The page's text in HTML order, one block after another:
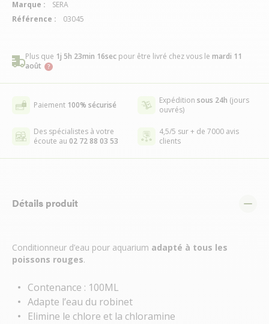
Plus que 1j 5h 23min 16sec pour être livré chez vous le mardi 11
août
Paiement 100% sécurisé Expédition sous 24h (jours
ouvrés)
Des spécialistes à votre
écoute au 02 72 88 03 53
4,5/5 sur + de 7000 avis
clients
Détails produit
Conditionneur d’eau pour aquarium adapté à tous les
poissons rouges.
Contenance : 100ML
Adapte l’eau du robinet
Elimine le chlore et la chloramine
Marque :
SERA
Référence :
03045